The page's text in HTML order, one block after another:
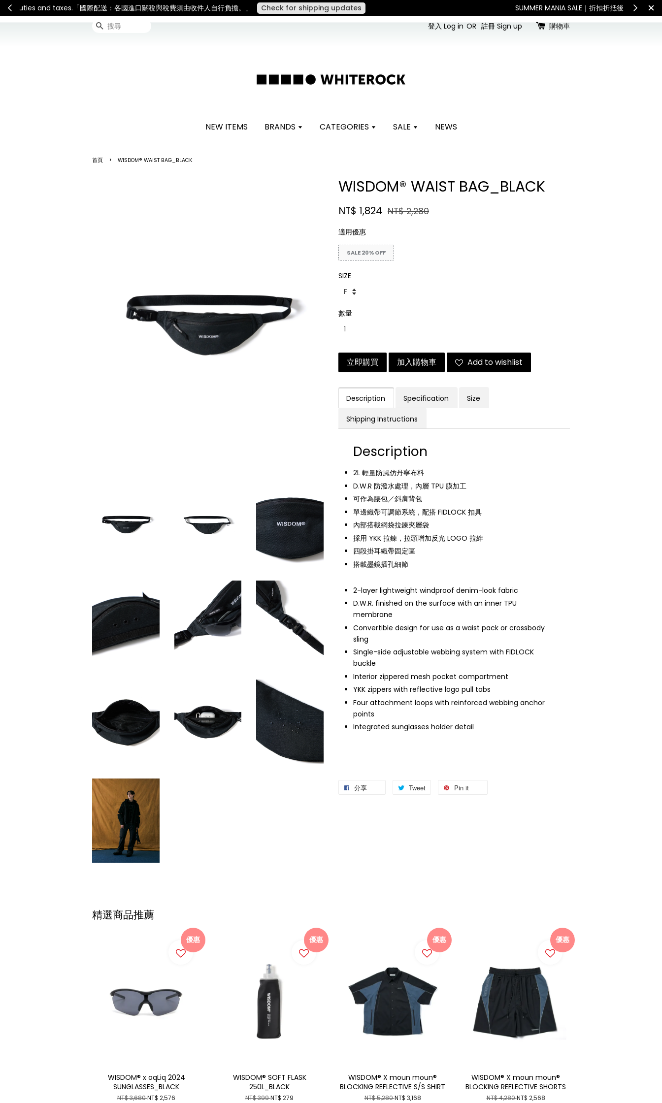
連假期間宅配服務將暫停配送。 如遇假日、天災或其他不可抗力因素，出貨安排可能調整，敬請見諒
搜尋 登入 Log in OR 註冊 Sign up 購物車
NEW ITEMS BRANDS CATEGORIES SALE NEWS
首頁 › WISDOM® WAIST BAG_BLACK
WISDOM® WAIST BAG_BLACK
NT$ 1,824 NT$ 2,280
適用優惠
SALE 20% OFF
SIZE
數量
立即購買 加入購物車 Add to wishlist
Description Specification Size
Shipping Instructions
Description
2L 輕量防風仿丹寧布料
D.W.R 防潑水處理，內層 TPU 膜加工
可作為腰包／斜肩背包
單邊織帶可調節系統，配搭 FIDLOCK 扣具
內部搭載網袋拉鍊夾層袋
採用 YKK 拉鍊，拉頭增加反光 LOGO 拉絆
四段掛耳織帶固定區
搭載墨鏡插孔細節
2-layer lightweight windproof denim-look fabric
D.W.R. finished on the surface with an inner TPU
membrane
Convertible design for use as a waist pack or crossbody
sling
Single-side adjustable webbing system with FIDLOCK
buckle
Interior zippered mesh pocket compartment
YKK zippers with reflective logo pull tabs
Four attachment loops with reinforced webbing anchor
points
Integrated sunglasses holder detail
分享 Tweet Pin it
精選商品推薦
優惠
WISDOM® x oqLiq 2024
SUNGLASSES_BLACK
NT$ 3,680NT$ 2,576
優惠
WISDOM® SOFT FLASK
250L_BLACK
NT$ 399NT$ 279
優惠
WISDOM® X moun moun®
BLOCKING REFLECTIVE S/S SHIRT
NT$ 5,280NT$ 3,168
優惠
WISDOM® X moun moun®
BLOCKING REFLECTIVE SHORTS
NT$ 4,280NT$ 2,568